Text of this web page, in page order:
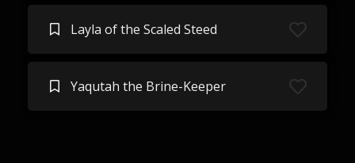
Layla of the Scaled Steed
Yaqutah the Brine-Keeper